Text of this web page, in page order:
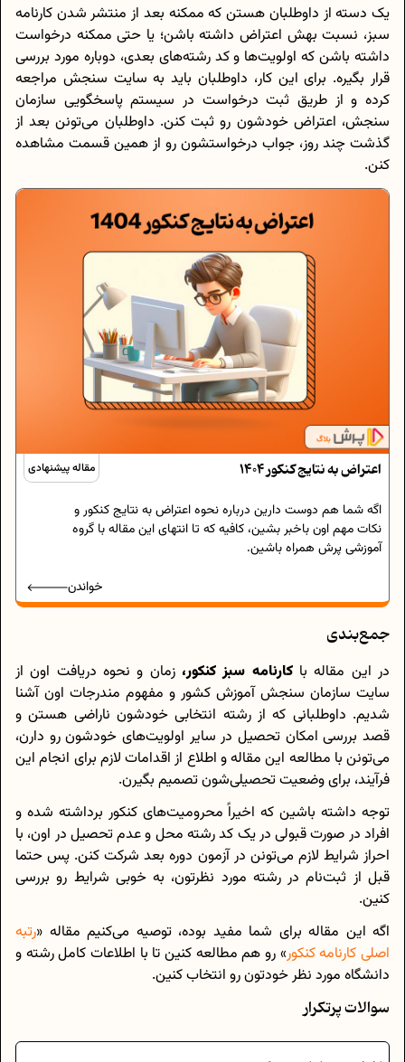
یک دسته از داوطلبان هستن که ممکنه بعد از منتشر شدن کارنامه
سبز، نسبت بهش اعتراض داشته باشن؛ یا حتی ممکنه درخواست
داشته باشن که اولویت‌ها و کد رشته‌های بعدی، دوباره مورد بررسی
قرار بگیره. برای این کار، داوطلبان باید به سایت سنجش مراجعه
کرده و از طریق ثبت درخواست در سیستم پاسخگویی سازمان
سنجش، اعتراض خودشون رو ثبت کنن. داوطلبان می‌تونن بعد از
گذشت چند روز، جواب درخواستشون رو از همین قسمت مشاهده
کنن.
مقاله پیشنهادی اعتراض به نتایج کنکور 1404
اگه شما هم دوست دارین درباره نحوه اعتراض به نتایج کنکور و
نکات مهم اون باخبر بشین، کافیه که تا انتهای این مقاله با گروه
آموزشی پرش همراه باشین.
خواندن
جمع‌بندی
در این مقاله باکارنامه سبز کنکور، زمان و نحوه دریافت اون از
سایت سازمان سنجش آموزش کشور و مفهوم مندرجات اون آشنا
شدیم. داوطلبانی که از رشته انتخابی خودشون ناراضی هستن و
قصد بررسی امکان تحصیل در سایر اولویت‌های خودشون رو دارن،
می‌تونن با مطالعه این مقاله و اطلاع از اقدامات لازم برای انجام این
فرآیند، برای وضعیت تحصیلی‌شون تصمیم بگیرن.
توجه داشته باشین که اخیراً محرومیت‌های کنکور برداشته شده و
افراد در صورت قبولی در یک کد رشته محل و عدم تحصیل در اون، با
احراز شرایط لازم می‌تونن در آزمون دوره بعد شرکت کنن. پس حتما
قبل از ثبت‌نام در رشته مورد نظرتون، به خوبی شرایط رو بررسی
کنین.
اگه این مقاله برای شما مفید بوده، توصیه می‌کنیم مقاله «رتبه
اصلی کارنامه کنکور» رو هم مطالعه کنین تا با اطلاعات کامل رشته و
دانشگاه مورد نظر خودتون رو انتخاب کنین.
سوالات پرتکرار